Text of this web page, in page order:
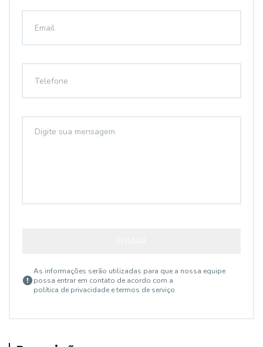
As informações serão utilizadas para que a nossa equipe
possa entrar em contato de acordo com a
política de privacidade e termos de serviço